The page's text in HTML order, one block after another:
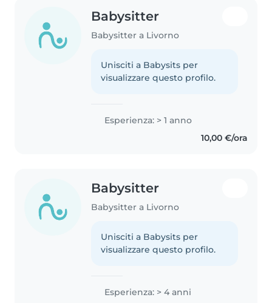
Babysitter
Babysitter a Livorno
Unisciti a Babysits per
visualizzare questo profilo.
Esperienza: > 1 anno
10,00 €/ora
Babysitter
Babysitter a Livorno
Unisciti a Babysits per
visualizzare questo profilo.
Esperienza: > 4 anni